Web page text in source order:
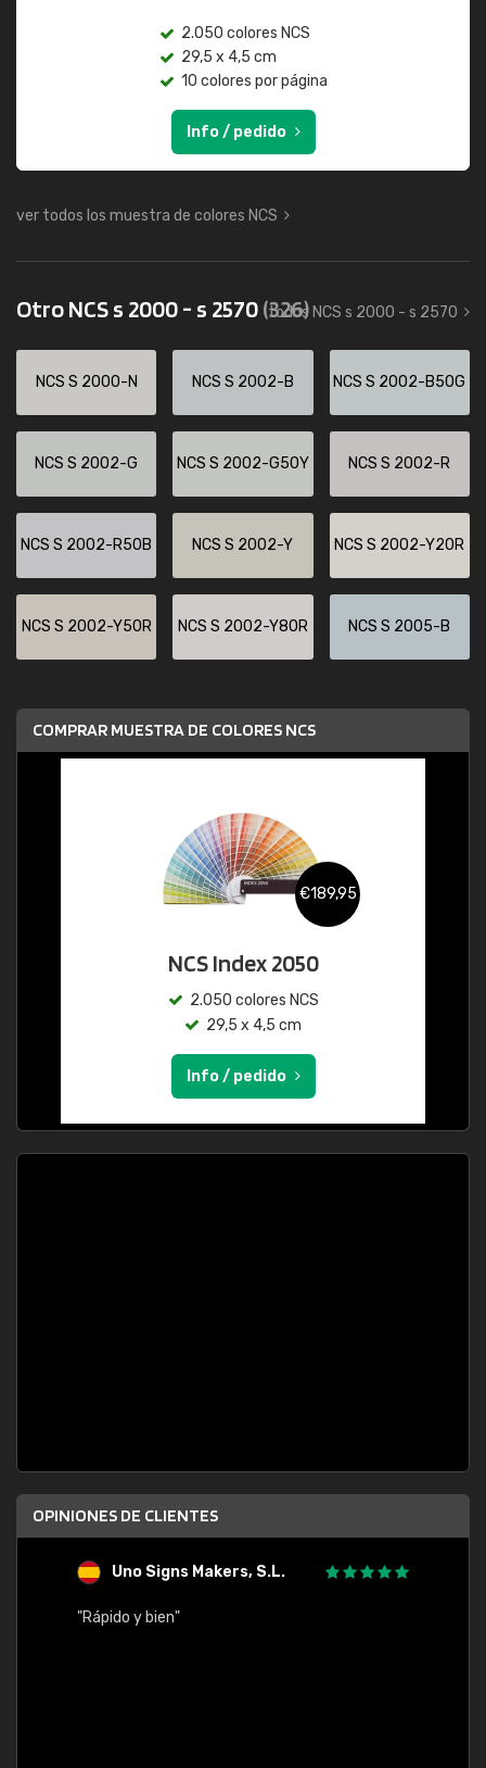
2.050 colores NCS
29,5 x 4,5 cm
10 colores por página
Info / pedido
ver todos los muestra de colores NCS
Otro NCS s 2000 - s 2570(326)
todos NCS s 2000 - s 2570
NCS S 2000-N NCS S 2002-B NCS S 2002-B50G
NCS S 2002-G NCS S 2002-G50Y NCS S 2002-R
NCS S 2002-R50B NCS S 2002-Y NCS S 2002-Y20R
NCS S 2002-Y50R NCS S 2002-Y80R NCS S 2005-B
COMPRAR MUESTRA DE COLORES NCS
€189,95
NCS Index 2050
2.050 colores NCS
29,5 x 4,5 cm
Info / pedido
OPINIONES DE CLIENTES
Uno Signs Makers, S.L.
"Rápido y bien"